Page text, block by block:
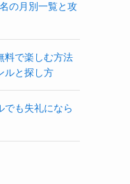
の月別一覧と攻
料で楽しむ方法
ルと探し方
でも失礼になら